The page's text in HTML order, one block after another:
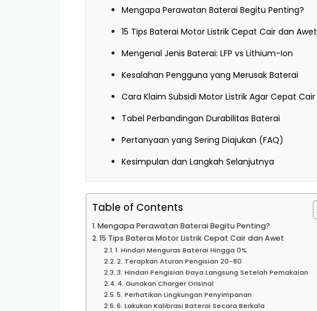
Mengapa Perawatan Baterai Begitu Penting?
15 Tips Baterai Motor Listrik Cepat Cair dan Awet
Mengenal Jenis Baterai: LFP vs Lithium-Ion
Kesalahan Pengguna yang Merusak Baterai
Cara Klaim Subsidi Motor Listrik Agar Cepat Cair
Tabel Perbandingan Durabilitas Baterai
Pertanyaan yang Sering Diajukan (FAQ)
Kesimpulan dan Langkah Selanjutnya
Table of Contents
Mengapa Perawatan Baterai Begitu Penting?
15 Tips Baterai Motor Listrik Cepat Cair dan Awet
1. Hindari Menguras Baterai Hingga 0%
2. Terapkan Aturan Pengisian 20-80
3. Hindari Pengisian Daya Langsung Setelah Pemakaian
4. Gunakan Charger Orisinal
5. Perhatikan Lingkungan Penyimpanan
6. Lakukan Kalibrasi Baterai Secara Berkala